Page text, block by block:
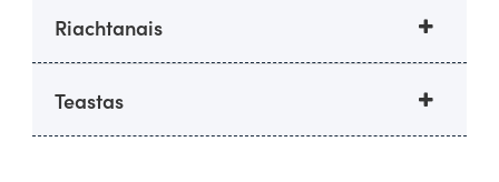
Riachtanais
Teastas